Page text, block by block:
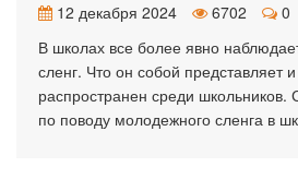
12 декабря 2024 6702
0
В школах все более явно
сленг. Что он собой представляет
распространен среди школьников.
по поводу молодежного сленга в